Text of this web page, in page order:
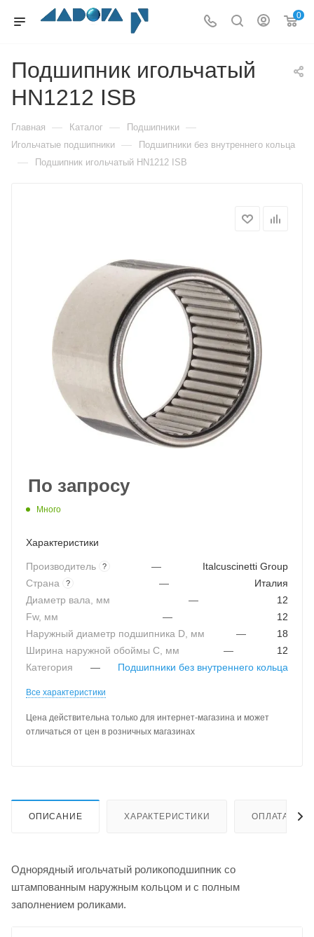
0
Подшипник игольчатый
HN1212 ISB
Главная — Каталог — Подшипники —
Игольчатые подшипники — Подшипники без внутреннего кольца
— Подшипник игольчатый HN1212 ISB
По запросу
Много
Характеристики
Производитель ? —
Italcuscinetti Group
Страна
? —
Италия
Диаметр вала, мм
—
12
Fw, мм
—
12
Наружный диаметр подшипника D, мм
—
18
Ширина наружной обоймы C, мм
—
12
Категория
— Подшипники без внутреннего кольца
Все характеристики
Цена действительна только для интернет-магазина и может
отличаться от цен в розничных магазинах
ОПИСАНИЕ ХАРАКТЕРИСТИКИ ОПЛАТА
Однорядный игольчатый роликоподшипник со
штампованным наружным кольцом и с полным
заполнением роликами.